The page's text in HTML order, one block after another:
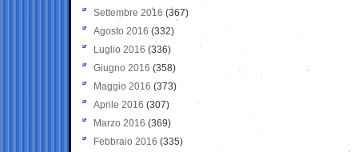
Settembre 2016 (367)
Agosto 2016 (332)
Luglio 2016 (336)
Giugno 2016 (358)
Maggio 2016 (373)
Aprile 2016 (307)
Marzo 2016 (369)
Febbraio 2016 (335)